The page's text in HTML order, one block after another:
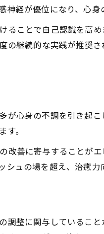
経が優位になり、心身
ことで自己認識を高
継続的な実践が推奨
心身の不調を引き起
。
善に寄与することが
ュの場を超え、治癒力
整に関与しているこ